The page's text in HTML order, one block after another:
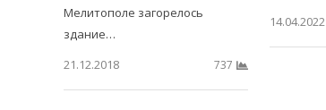
Мелитополе загорелось
здание…
21.12.2018
737
14.04.2022